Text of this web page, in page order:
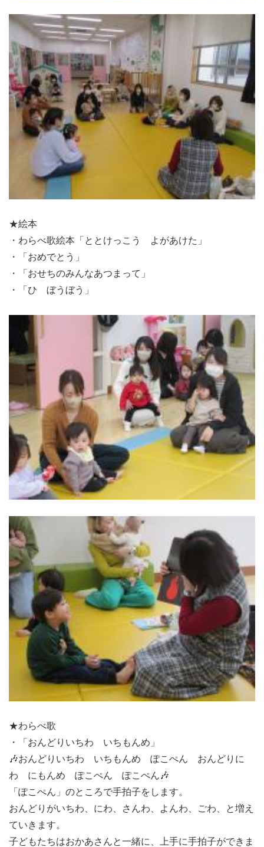
★絵本
・わらべ歌絵本「ととけっこう よがあけた」
・「おめでとう」
・「おせちのみんなあつまって」
・「ひ ぼうぼう」
★わらべ歌
・「おんどりいちわ いちもんめ」
🎶おんどりいちわ いちもんめ ぽこぺん おんどりに
わ にもんめ ぽこぺん ぽこぺん🎶
「ぽこぺん」のところで手拍子をします。
おんどりがいちわ、にわ、さんわ、よんわ、ごわ、と増え
ていきます。
子どもたちはおかあさんと一緒に、上手に手拍子ができま